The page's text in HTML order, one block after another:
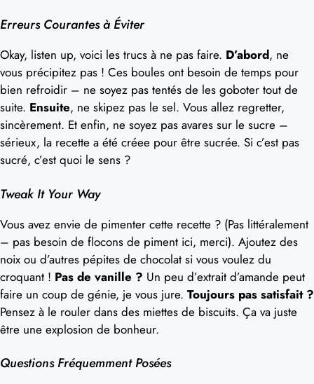
Erreurs Courantes à Éviter
Okay, listen up, voici les trucs à ne pas faire. D’abord, ne
vous précipitez pas ! Ces boules ont besoin de temps pour
bien refroidir – ne soyez pas tentés de les goboter tout de
suite. Ensuite, ne skipez pas le sel. Vous allez regretter,
sincèrement. Et enfin, ne soyez pas avares sur le sucre –
sérieux, la recette a été créee pour être sucrée. Si c’est pas
sucré, c’est quoi le sens ?
Tweak It Your Way
Vous avez envie de pimenter cette recette ? (Pas littéralement
– pas besoin de flocons de piment ici, merci). Ajoutez des
noix ou d’autres pépites de chocolat si vous voulez du
croquant ! Pas de vanille ? Un peu d’extrait d’amande peut
faire un coup de génie, je vous jure. Toujours pas satisfait ?
Pensez à le rouler dans des miettes de biscuits. Ça va juste
être une explosion de bonheur.
Questions Fréquemment Posées